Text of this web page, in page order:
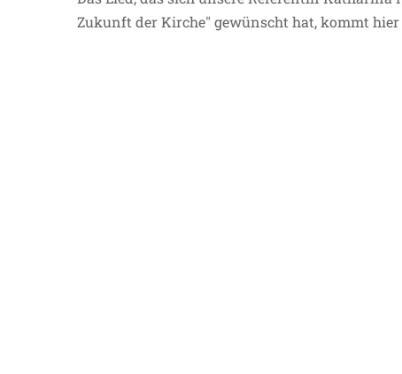
Zukunft der Kirche" gewünscht hat, kommt